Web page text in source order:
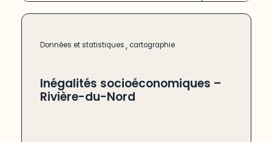
Données et statistiques, cartographie
Inégalités socioéconomiques –
Rivière-du-Nord